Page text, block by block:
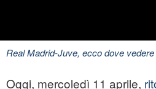
Real Madrid-Juve, ecco dove
Oggi, mercoledì 11 aprile,